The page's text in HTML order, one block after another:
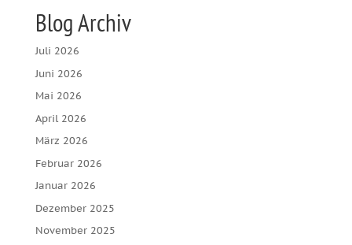
Blog Archiv
Juli 2026
Juni 2026
Mai 2026
April 2026
März 2026
Februar 2026
Januar 2026
Dezember 2025
November 2025